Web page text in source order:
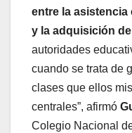
entre la
y la adquisición
autoridades
cuando se trata de
clases que ellos
centrales”, afirmó
Colegio Nacional